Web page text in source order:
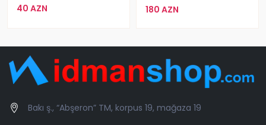
40 AZN 180 AZN
Bakı ş., “Abşeron” TM, korpus 19, mağaza 19